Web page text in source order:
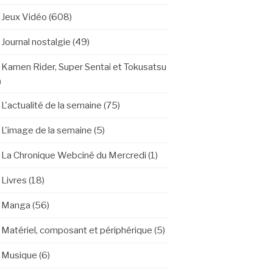
Jeux Vidéo (608)
Journal nostalgie (49)
Kamen Rider, Super Sentai et Tokusatsu
L'actualité de la semaine (75)
L'image de la semaine (5)
La Chronique Webciné du Mercredi (1)
Livres (18)
Manga (56)
Matériel, composant et périphérique (5)
Musique (6)